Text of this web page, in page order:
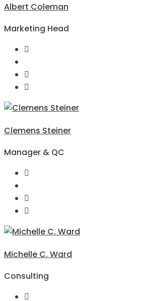
Albert Coleman
Marketing Head
Clemens Steiner
Manager & QC
Michelle C. Ward
Consulting